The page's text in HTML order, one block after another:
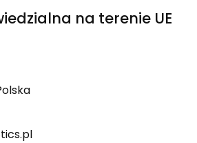
na terenie UE